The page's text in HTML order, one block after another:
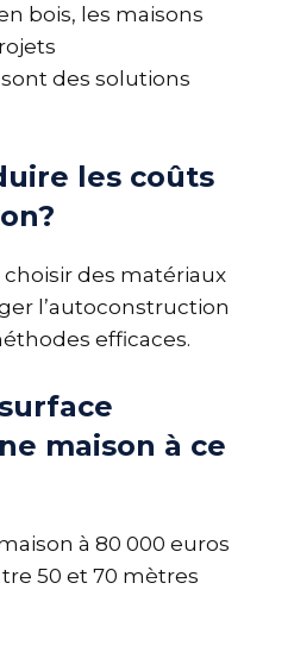
bois, les maisons
des solutions
les coûts
des matériaux
l’autoconstruction
efficaces.
maison à ce
à 80 000 euros
50 et 70 mètres